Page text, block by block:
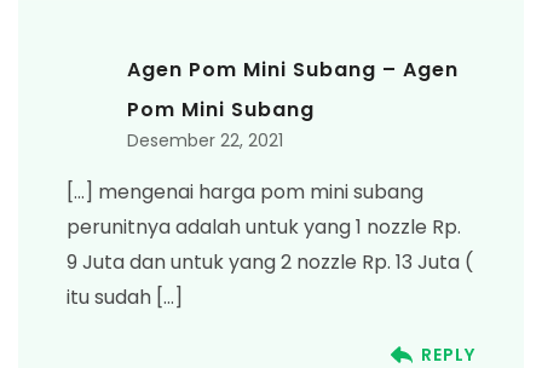
Agen Pom Mini Subang – Agen
Pom Mini Subang
Desember 22, 2021
[…] mengenai harga pom mini subang
perunitnya adalah untuk yang 1 nozzle Rp.
9 Juta dan untuk yang 2 nozzle Rp. 13 Juta (
itu sudah […]
REPLY